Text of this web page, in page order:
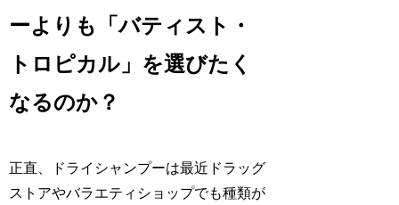
ーよりも「バティスト・
トロピカル」を選びたく
なるのか？
正直、ドライシャンプーは最近ドラッグ
ストアやバラエティショップでも種類が